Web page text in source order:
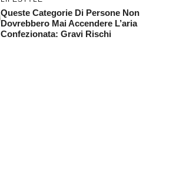
Queste Categorie Di Persone Non
Dovrebbero Mai Accendere L’aria
Confezionata: Gravi Rischi